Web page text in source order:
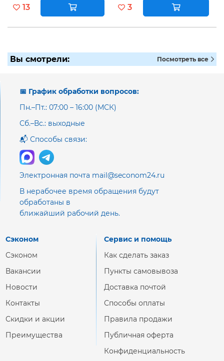
13 3
Вы смотрели: Посмотреть все
📅 График обработки вопросов:
Пн.–Пт.: 07:00 – 16:00 (МСК)
Сб.–Вс.: выходные
📬 Способы связи:
Электронная почта mail@seconom24.ru
В нерабочее время обращения будут
обработаны в
ближайший рабочий день.
Сэконом
Сэконом
Вакансии
Новости
Контакты
Скидки и акции
Преимущества
Сервис и помощь
Как сделать заказ
Пункты самовывоза
Доставка почтой
Способы оплаты
Правила продажи
Публичная оферта
Конфиденциальность